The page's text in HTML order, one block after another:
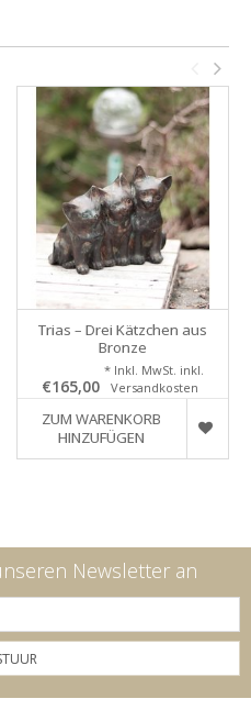
Trias – Drei Kätzchen aus
Bronze
€165,00
* Inkl. MwSt. inkl.
Versandkosten
ZUM WARENKORB
HINZUFÜGEN
Newsletter an